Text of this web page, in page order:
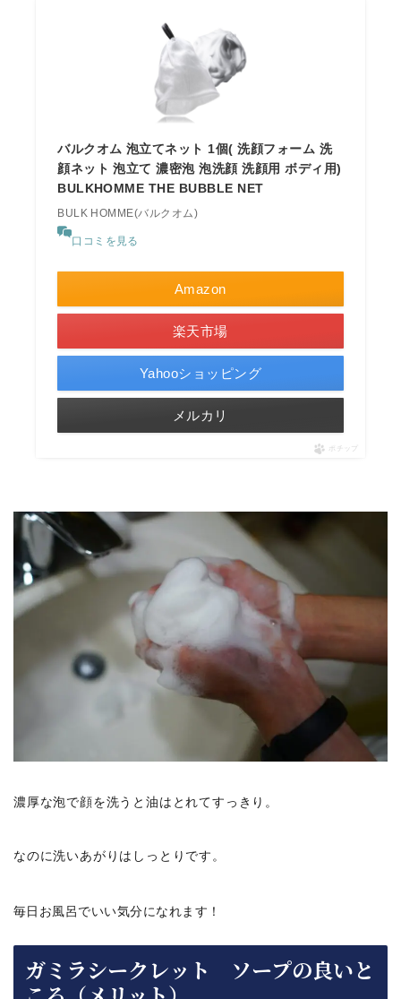
バルクオム 泡立てネット 1個( 洗顔フォーム 洗
顔ネット 泡立て 濃密泡 泡洗顔 洗顔用 ボディ用)
BULKHOMME THE BUBBLE NET
BULK HOMME(バルクオム)
口コミを見る
Amazon
楽天市場
Yahooショッピング
メルカリ
ポチップ
濃厚な泡で顔を洗うと油はとれてすっきり。
なのに洗いあがりはしっとりです。
毎日お風呂でいい気分になれます！
ガミラシークレット ソープの良いと